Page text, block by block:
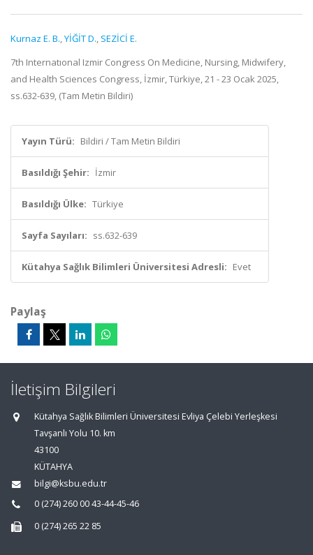
Kurnaz E. B.,YİĞİT D., SEZİCİ E.
7th Internatıonal Izmir Congress On Medicine, Nursing, Midwifery,
and Health Sciences Congress, İzmir, Türkiye, 21 - 23 Ocak 2025,
ss.632-639, (Tam Metin Bildiri)
Yayın Türü: Bildiri / Tam Metin Bildiri
Basıldığı Şehir: İzmir
Basıldığı Ülke: Türkiye
Sayfa Sayıları: ss.632-639
Kütahya Sağlık Bilimleri Üniversitesi Adresli: Evet
Paylaş
İletişim Bilgileri
Kütahya Sağlık Bilimleri Üniversitesi Evliya Çelebi Yerleşkesi
Tavşanlı Yolu 10. km
43100
KÜTAHYA
bilgi@ksbu.edu.tr
0 (274) 260 00 43-44-45-46
0 (274) 265 22 85